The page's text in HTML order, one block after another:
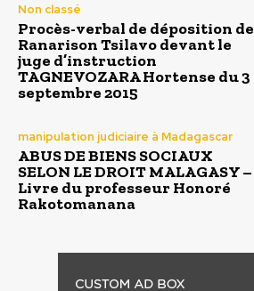
Non classé
Procès-verbal de déposition de
Ranarison Tsilavo devant le
juge d’instruction
TAGNEVOZARA Hortense du 3
septembre 2015
manipulation judiciaire à Madagascar
ABUS DE BIENS SOCIAUX
SELON LE DROIT MALAGASY –
Livre du professeur Honoré
Rakotomanana